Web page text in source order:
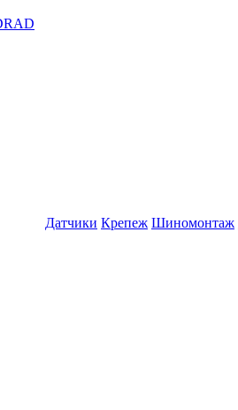
Датчики Крепеж Шиномонтаж